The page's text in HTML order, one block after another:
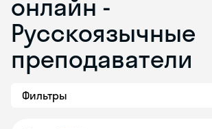
онлайн -
Русскоязычные
преподаватели
Фильтры